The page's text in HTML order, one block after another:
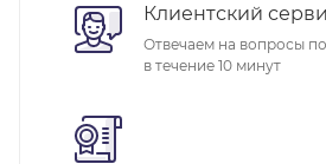
Клиентский
Отвечаем на вопросы
в течение 10 минут